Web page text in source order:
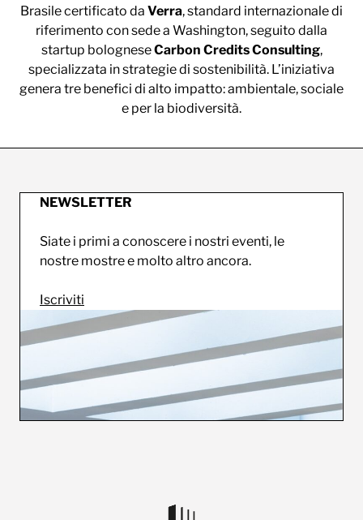
Brasile certificato da Verra, standard internazionale di
riferimento con sede a Washington, seguito dalla
startup bologneseCarbon Credits Consulting,
specializzata in strategie di sostenibilità. L’iniziativa
genera tre benefici di alto impatto: ambientale, sociale
e per la biodiversità.
NEWSLETTER
Siate i primi a conoscere i nostri eventi, le
nostre mostre e molto altro ancora.
Iscriviti